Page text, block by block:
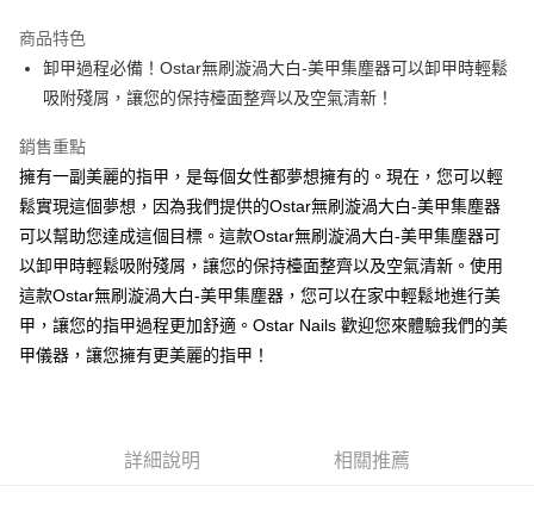
合作金庫商業銀行
華南商業銀行
彰化商業銀行
上海商業儲蓄銀行
台北富邦商業銀行
臺灣中小企業銀行
匯豐（台灣）商業銀行
華泰商業銀行
聯邦商業銀行
遠東國際商業銀行
元大商業銀行
永豐商業銀行
台新國際商業銀行
中國信託商業銀行
台灣樂天信用卡公司
超商取貨付款
LINE Pay
Apple Pay
街口支付
悠遊付
AFTEE先享後付
相關說明
【關於「AFTEE先享後付」】
AFTEE先享後付是「在收到商品之後才付款」的支付方式。 讓您購物簡單
ATM付款
商品特色
卸甲過程必備！Ostar無刷漩渦大白-美甲集塵器可以卸甲時輕鬆
吸附殘屑，讓您的保持檯面整齊以及空氣清新！
銷售重點
擁有一副美麗的指甲，是每個女性都夢想擁有的。現在，您可以輕
鬆實現這個夢想，因為我們提供的Ostar無刷漩渦大白-美甲集塵器
可以幫助您達成這個目標。這款Ostar無刷漩渦大白-美甲集塵器可
以卸甲時輕鬆吸附殘屑，讓您的保持檯面整齊以及空氣清新。使用
這款Ostar無刷漩渦大白-美甲集塵器，您可以在家中輕鬆地進行美
甲，讓您的指甲過程更加舒適。Ostar Nails 歡迎您來體驗我們的美
甲儀器，讓您擁有更美麗的指甲！
詳細說明 相關推薦